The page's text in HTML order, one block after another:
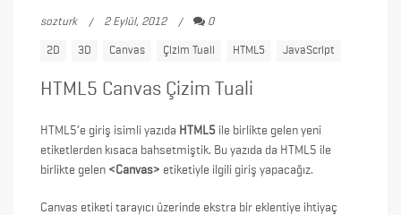
sozturk 2 Eylül, 2012 0
2D 3D Canvas Çizim Tuali HTML5 JavaScript
HTML5 Canvas Çizim Tuali
HTML5’e giriş isimli yazıda HTML5 ile birlikte gelen yeni
etiketlerden kısaca bahsetmiştik. Bu yazıda da HTML5 ile
birlikte gelen <Canvas> etiketiyle ilgili giriş yapacağız.
Canvas etiketi tarayıcı üzerinde ekstra bir eklentiye ihtiyaç